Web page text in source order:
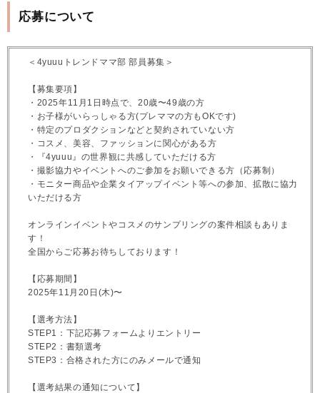
応募について
＜4yuuuトレンドママ部 部員募集＞
【募集要項】
・2025年11月1日時点で、20歳〜49歳の方
・お子様がいらっしゃる方(プレママの方もOKです)
・特定のプロダクションなどと契約されていない方
・コスメ、美容、ファッションに関心がある方
・『4yuuu』の世界観に共感していただける方
・撮影協力やイベントへのご参加をお願いできる方（応募制）
・モニター商品や企業タイアップイベント等への参加、拡散に協力
いただける方
オンラインイベントやコスメのサンプリングの案件相談もありま
す！
全国からご応募お待ちしております！
【応募期間】
2025年11月20日(木)〜
【選考方法】
STEP1：下記応募フォームよりエントリー
STEP2：書類選考
STEP3：合格された方にのみメールで通知
【選考結果の通知について】